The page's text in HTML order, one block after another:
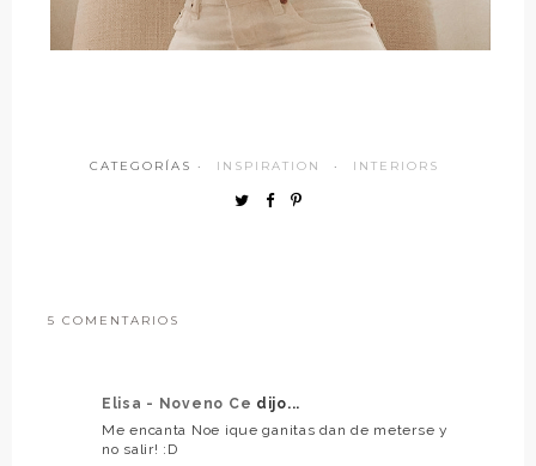
CATEGORÍAS · INSPIRATION · INTERIORS
5 COMENTARIOS
Elisa - Noveno Ce dijo...
Me encanta Noe ¡que ganitas dan de meterse y
no salir! :D